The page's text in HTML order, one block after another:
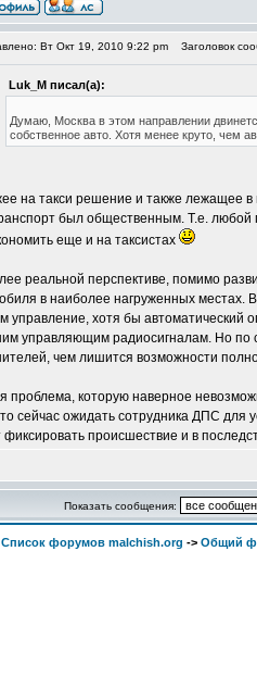
Вт Окт 19, 2010 9:22 pm Заголовок
Luk_M писал(а):
Думаю, Москва в этом направлении
собственное авто. Хотя менее круто, чем
на такси решение и также лежащее в
был общественным. Т.е. любой
еще и на таксистах
реальной перспективе, помимо
в наиболее нагруженных местах.
управление, хотя бы автоматический
управляющим радиосигналам. Но по
чем лишится возможности
проблема, которую наверное
сейчас ожидать сотрудника ДПС для
происшествие и в
Показать сообщения:
Список форумов malchish.org -> Общий